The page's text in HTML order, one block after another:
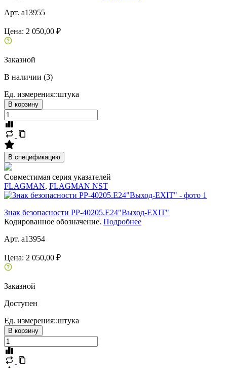
Арт. a13955
Цена: 2 050,00 ₽
Заказной
В наличии (3)
Ед. измерения::штука
В корзину
В спецификацию
Совместимая серия указателей
FLAGMAN, FLAGMAN NST
Знак безопасности PP-40205.E24"Выход-EXIT"
Кодированное обозначение. Подробнее
Арт. a13954
Цена: 2 050,00 ₽
Заказной
Доступен
Ед. измерения::штука
В корзину